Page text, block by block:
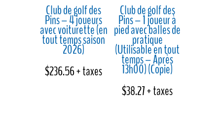
Club de golf des
Pins – 4 joueurs
avec voiturette (en
tout temps saison
2026)
$236.56+ taxes
Club de golf des
Pins – 1 joueur à
pied avec balles de
pratique
(Utilisable en tout
temps – Après
13h00) (Copie)
$38.27+ taxes